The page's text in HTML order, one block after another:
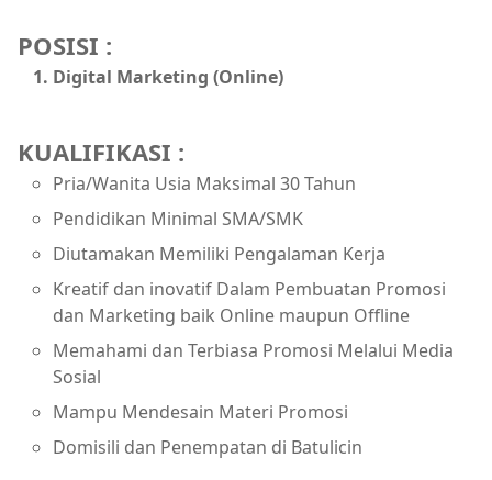
POSISI :
Digital Marketing (Online)
KUALIFIKASI :
Pria/Wanita Usia Maksimal 30 Tahun
Pendidikan Minimal SMA/SMK
Diutamakan Memiliki Pengalaman Kerja
Kreatif dan inovatif Dalam Pembuatan Promosi
dan Marketing baik Online maupun Offline
Memahami dan Terbiasa Promosi Melalui Media
Sosial
Mampu Mendesain Materi Promosi
Domisili dan Penempatan di Batulicin